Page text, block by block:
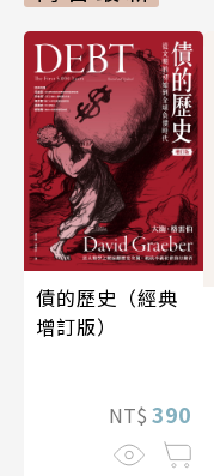
債的歷史（經典
增訂版）
NT$ 390